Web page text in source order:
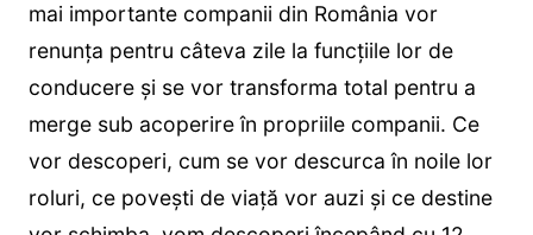
mai importante companii din România vor
renunța pentru câteva zile la funcțiile lor de
conducere și se vor transforma total pentru a
merge sub acoperire în propriile companii. Ce
vor descoperi, cum se vor descurca în noile lor
roluri, ce povești de viață vor auzi și ce destine